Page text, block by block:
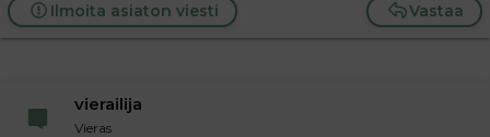
Vastaa
Ilmoita asiaton viesti
vierailija
Vieras